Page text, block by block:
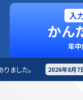
入
かん
年
秋田市オーディオ買取査